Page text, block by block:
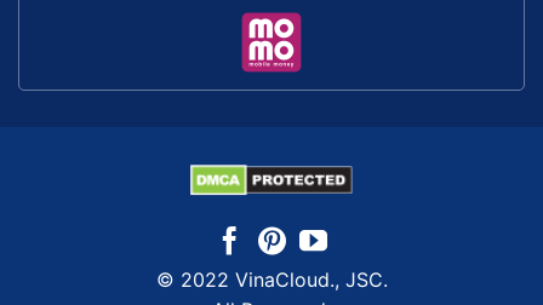
© 2022 VinaCloud., JSC.